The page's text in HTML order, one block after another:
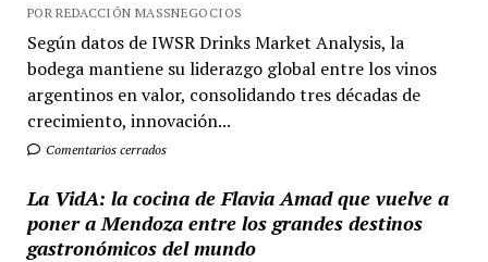
POR REDACCIÓN MASSNEGOCIOS
Según datos de IWSR Drinks Market Analysis, la
bodega mantiene su liderazgo global entre los vinos
argentinos en valor, consolidando tres décadas de
crecimiento, innovación...
Comentarios cerrados
La VidA: la cocina de Flavia Amad que vuelve a
poner a Mendoza entre los grandes destinos
gastronómicos del mundo